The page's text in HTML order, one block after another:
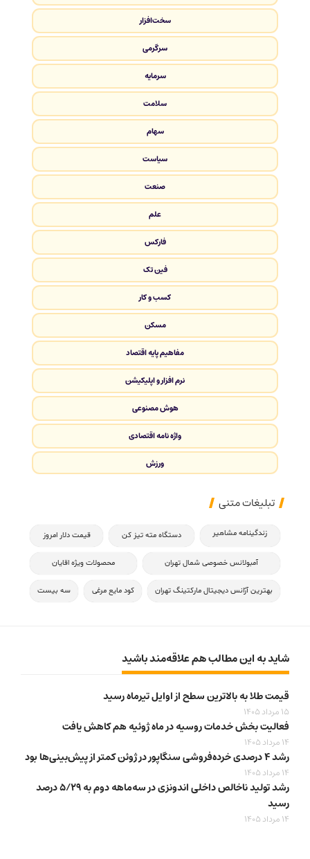
سخت‌افزار
سرگرمی
سرمایه
سلامت
سهام
سیاست
صنعت
علم
فارکس
فین تک
کسب و کار
مسکن
مفاهیم پایه اقتصاد
نرم افزار و اپلیکیشن
هوش مصنوعی
واژه نامه اقتصادی
ورزش
تبلیغات متنی
زندگینامه مشاهیر دستگاه مته تیز کن قیمت دلار امروز
آمبولانس خصوصی شمال تهران محصولات ویژه اقایان
بهترین آژانس دیجیتال مارکتینگ تهران کود مایع مرغی سه بیست
شاید به این مطالب هم علاقه‌مند باشید
قیمت طلا به بالاترین سطح از اوایل تیرماه رسید
15 مرداد 1405
فعالیت بخش خدمات روسیه در ماه ژوئیه هم کاهش یافت
14 مرداد 1405
رشد ۴ درصدی خرده‌فروشی سنگاپور در ژوئن کمتر از پیش‌بینی‌ها بود
14 مرداد 1405
رشد تولید ناخالص داخلی اندونزی در سه‌ماهه دوم به ۵/۲۹ درصد
رسید
14 مرداد 1405